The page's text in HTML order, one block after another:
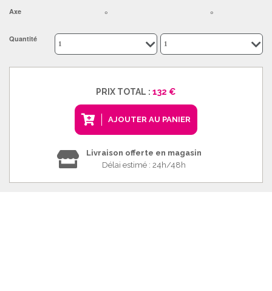
Axe
Quantité
PRIX TOTAL : 132 €
AJOUTER AU PANIER
Livraison offerte en magasin
Délai estimé : 24h/48h